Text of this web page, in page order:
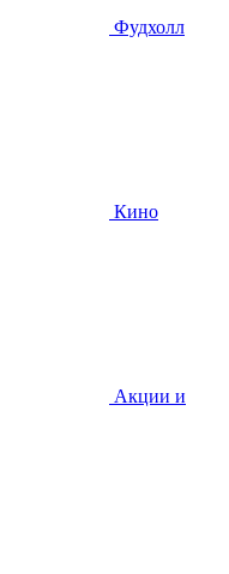
Фудхолл
Кино
Акции и